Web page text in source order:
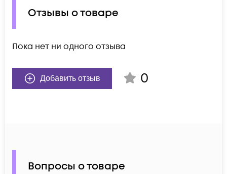
Отзывы о товаре
Пока нет ни одного отзыва
Добавить отзыв 0
Вопросы о товаре